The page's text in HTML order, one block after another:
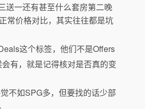
送一还有甚至什么套房第二晚
常价格对比，其实往往都是坑
这个标签，他们不是Offers
有，就是记得核对是否真的变
不如SPG多，但要找的话少部